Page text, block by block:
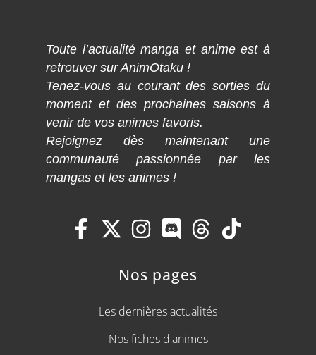
Toute l’actualité manga et anime est à
retrouver sur AnimOtaku !
Tenez-vous au courant des sorties du
moment et des prochaines saisons à
venir de vos animes favoris.
Rejoignez dès maintenant une
communauté passionnée par les
mangas et les animes !
Nos pages
Les dernières actualités
Nos fiches d'animes